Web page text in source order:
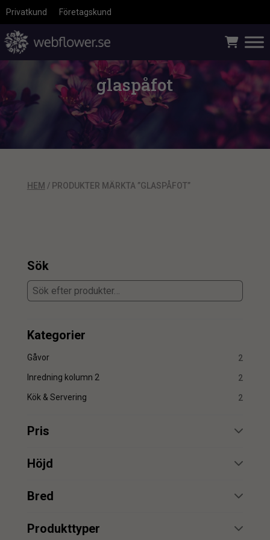
Privatkund Företagskund
glaspåfot
HEM / PRODUKTER MÄRKTA ”GLASPÅFOT”
Sök
Kategorier
Gåvor 2
Inredning kolumn 2 2
Kök & Servering 2
Pris
min.
min. max.
Höjd
min.
Bred
min.
Produkttyper